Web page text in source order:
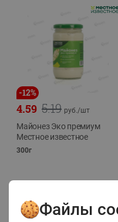
-12%
5.19
4.59 руб./шт
Майонез Эко премиум
Местное известное
300г
Файлы